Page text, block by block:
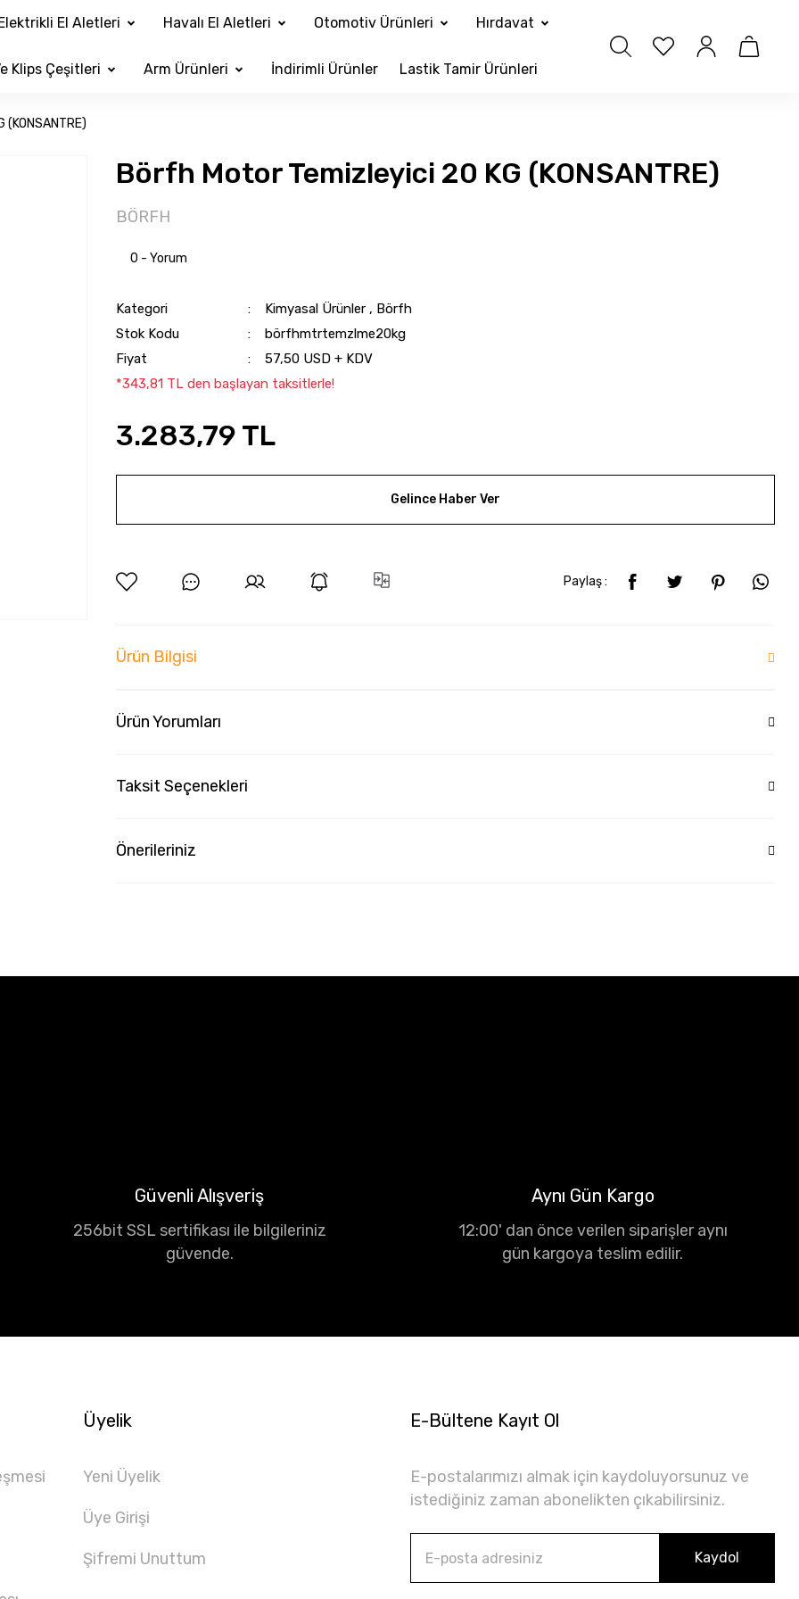
El Aletleri Havalı El Aletleri Otomotiv Ürünleri Hırdavat
Klips Çeşitleri Arm Ürünleri İndirimli Ürünler Lastik Tamir Ürünleri
Börfh Motor Temizleyici 20 KG (KONSANTRE)
BÖRFH
0 - Yorum
Kategori Kimyasal Ürünler , Börfh
Stok Kodu
börfhmtrtemzlme20kg
Fiyat
57,50 USD + KDV
*343,81 TL den başlayan taksitlerle!
3.283,79 TL
Gelince Haber Ver
Paylaş :
Ürün Bilgisi
Ürün Yorumları
Taksit Seçenekleri
Önerileriniz
Güvenli Alışveriş
256bit SSL sertifikası ile bilgileriniz
güvende.
Aynı Gün Kargo
12:00' dan önce verilen siparişler aynı
gün kargoya teslim edilir.
Üyelik
Yeni Üyelik
Üye Girişi
Şifremi Unuttum
E-Bültene Kayıt Ol
E-postalarımızı almak için kaydoluyorsunuz ve
istediğiniz zaman abonelikten çıkabilirsiniz.
Kaydol